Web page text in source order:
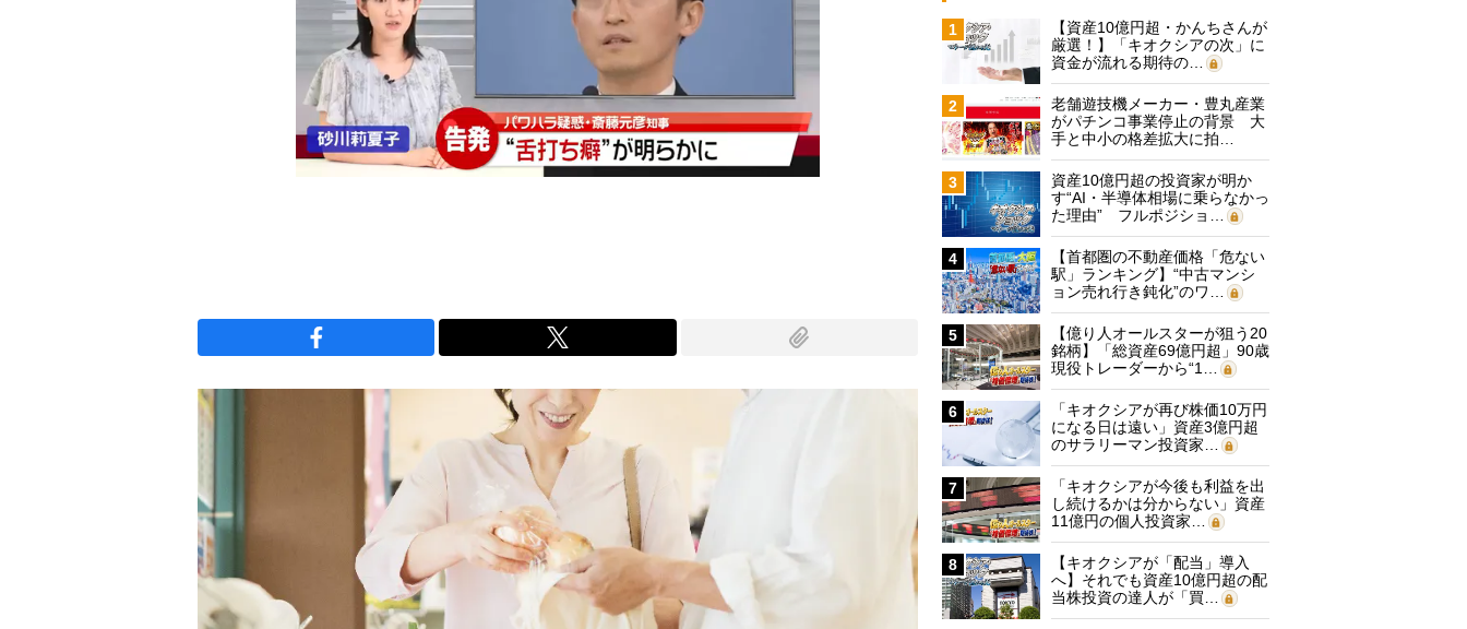
1
【資産10億円超・かんちさんが
厳選！】「キオクシアの次」に
資金が流れる期待の…
2
老舗遊技機メーカー・豊丸産業
がパチンコ事業停止の背景 大
手と中小の格差拡大に拍…
3
資産10億円超の投資家が明か
す“AI・半導体相場に乗らなかっ
た理由” フルポジショ…
4
【首都圏の不動産価格「危ない
駅」ランキング】“中古マンシ
ョン売れ行き鈍化”のワ…
5
【億り人オールスターが狙う20
銘柄】「総資産69億円超」90歳
現役トレーダーから“1…
6
「キオクシアが再び株価10万円
になる日は遠い」資産3億円超
のサラリーマン投資家…
7
「キオクシアが今後も利益を出
し続けるかは分からない」資産
11億円の個人投資家…
8
【キオクシアが「配当」導入
へ】それでも資産10億円超の配
当株投資の達人が「買…